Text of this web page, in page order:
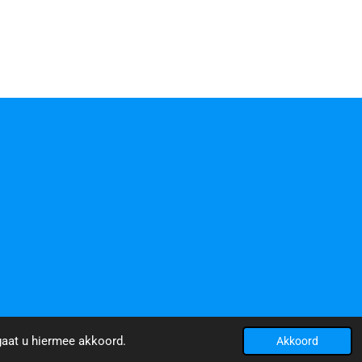
u hiermee akkoord. Akkoord